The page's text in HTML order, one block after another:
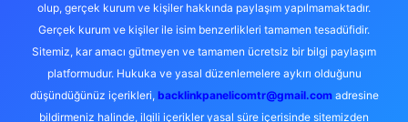
olup, gerçek kurum ve kişiler hakkında paylaşım yapılmamaktadır.
Gerçek kurum ve kişiler ile isim benzerlikleri tamamen tesadüfidir.
Sitemiz, kar amacı gütmeyen ve tamamen ücretsiz bir bilgi paylaşım
platformudur. Hukuka ve yasal düzenlemelere aykırı olduğunu
düşündüğünüz içerikleri, backlinkpanelicomtr@gmail.comadresine
bildirmeniz halinde, ilgili içerikler yasal süre içerisinde sitemizden